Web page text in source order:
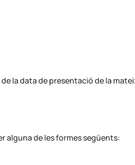
la data de presentació de la
alguna de les formes següents: